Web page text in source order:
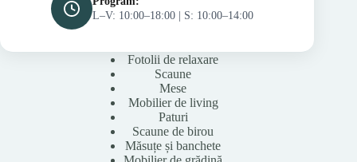
L–V: 10:00–18:00 | S: 10:00–14:00
Fotolii de relaxare
Scaune
Mese
Mobilier de living
Paturi
Scaune de birou
Măsuțe și banchete